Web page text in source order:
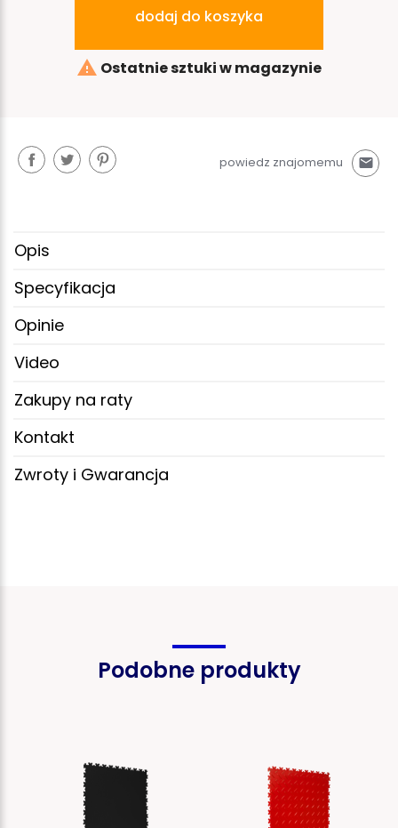
dodaj do koszyka
 Ostatnie sztuki w magazynie
powiedz znajomemu mail
Opis
Specyfikacja
Opinie
Video
Zakupy na raty
Kontakt
Zwroty i Gwarancja
Podobne produkty